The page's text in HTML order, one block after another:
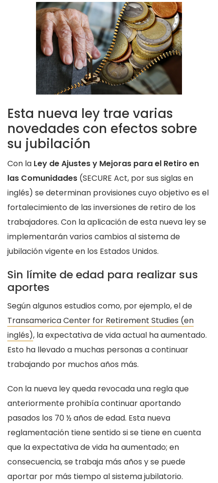
Esta nueva ley trae varias
novedades con efectos sobre
su jubilación
Con la Ley de Ajustes y Mejoras para el Retiro en
las Comunidades (SECURE Act, por sus siglas en
inglés) se determinan provisiones cuyo objetivo es el
fortalecimiento de las inversiones de retiro de los
trabajadores. Con la aplicación de esta nueva ley se
implementarán varios cambios al sistema de
jubilación vigente en los Estados Unidos.
Sin límite de edad para realizar sus
aportes
Según algunos estudios como, por ejemplo, el de
Transamerica Center for Retirement Studies (en
inglés), la expectativa de vida actual ha aumentado.
Esto ha llevado a muchas personas a continuar
trabajando por muchos años más.
Con la nueva ley queda revocada una regla que
anteriormente prohibía continuar aportando
pasados los 70 ½ años de edad. Esta nueva
reglamentación tiene sentido si se tiene en cuenta
que la expectativa de vida ha aumentado; en
consecuencia, se trabaja más años y se puede
aportar por más tiempo al sistema jubilatorio.